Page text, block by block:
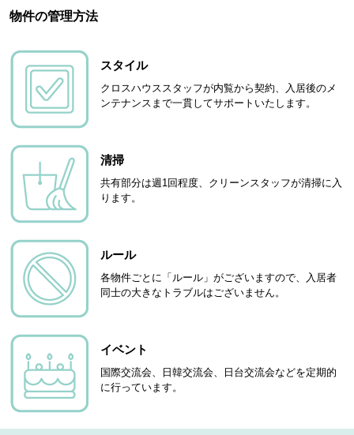
物件の管理方法
スタイル
クロスハウススタッフが内覧から契約、入居後のメ
ンテナンスまで一貫してサポートいたします。
清掃
共有部分は週1回程度、クリーンスタッフが清掃に入
ります。
ルール
各物件ごとに「ルール」がございますので、入居者
同士の大きなトラブルはございません。
イベント
国際交流会、日韓交流会、日台交流会などを定期的
に行っています。